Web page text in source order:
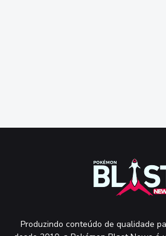
Produzindo conteúdo de qualidade